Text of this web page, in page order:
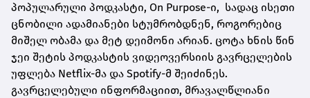
პოპულარული პოდკასტი, On Purpose-ი, სადაც ისეთი
ცნობილი ადამიანები სტუმრობდნენ, როგორებიც
მიშელ ობამა და მეტ დეიმონი არიან. ცოტა ხნის წინ
ჯეი შეტის პოდკასტის ვიდეოვერსიის გავრცელების
უფლება Netflix-მა და Spotify-მ შეიძინეს.
გავრცელებული ინფორმაციით, მრავალწლიანი